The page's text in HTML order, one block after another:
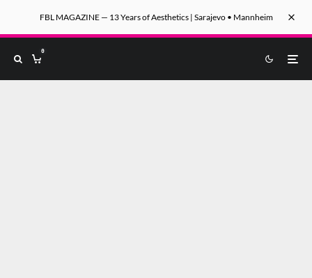
FBL MAGAZINE — 13 Years of Aesthetics | Sarajevo • Mannheim
0